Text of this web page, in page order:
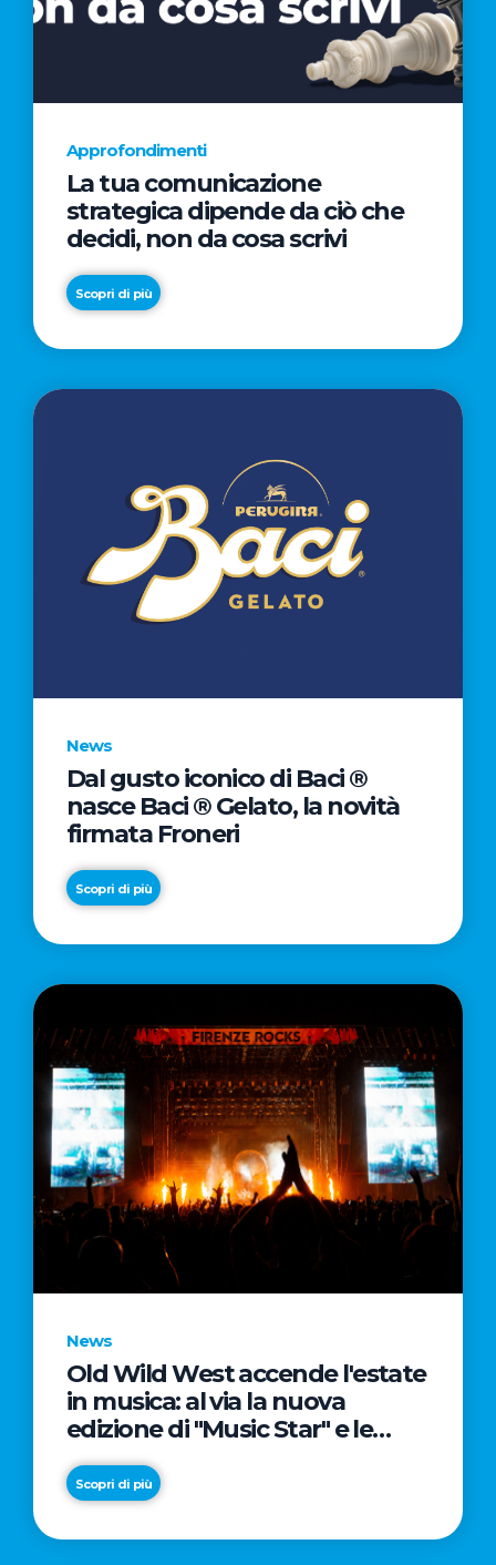
AL
CINEMA
NELLA
CAMPAGNA
REGISTA
PREMIO
OSCAR®
Approfondimenti
La tua comunicazione
strategica dipende da ciò che
decidi, non da cosa scrivi
Scopri di più
News
Dal gusto iconico di Baci ®
nasce Baci ® Gelato, la novità
firmata Froneri
Scopri di più
News
Old Wild West accende l'estate
in musica: al via la nuova
edizione di "Music Star" e le
prestigiose partnership con
Radio Italia e Live Nation
Scopri di più